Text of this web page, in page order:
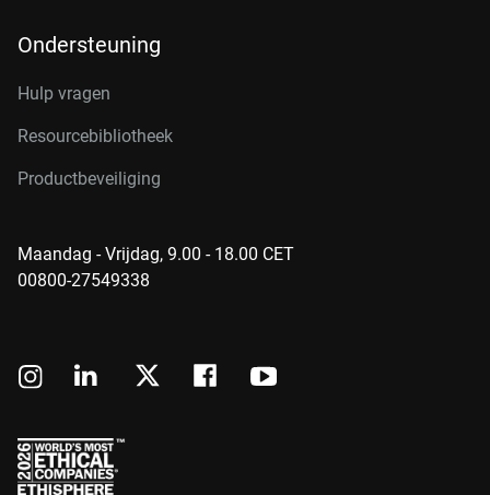
Ondersteuning
Hulp vragen
Resourcebibliotheek
Productbeveiliging
Maandag - Vrijdag, 9.00 - 18.00 CET
00800-27549338